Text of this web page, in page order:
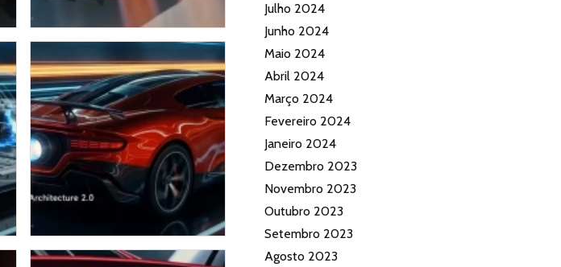
Julho 2024
Junho 2024
Maio 2024
Abril 2024
Março 2024
Fevereiro 2024
Janeiro 2024
Dezembro 2023
Novembro 2023
Outubro 2023
Setembro 2023
Agosto 2023